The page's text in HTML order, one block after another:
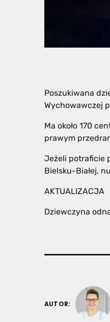
Poszukiwana
Wychowawczej
Ma około 170
prawym
Jeżeli potraficie
Bielsku-Białej,
AKTUALIZACJA
Dziewczyna
AUTOR: